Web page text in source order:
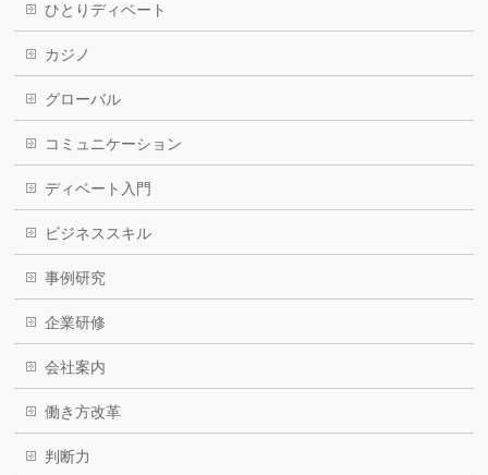
ひとりディベート
カジノ
グローバル
コミュニケーション
ディベート入門
ビジネススキル
事例研究
企業研修
会社案内
働き方改革
判断力